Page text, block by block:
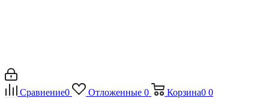
Сравнение0 Отложенные 0 Корзина0 0